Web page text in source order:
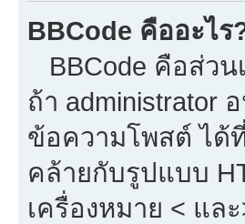
BBCode คืออะไร
BBCode คือส่วน
ถ้า administrator
ข้อความโพสต์ ได้
คล้ายกับรูปแบบ
เครื่องหมาย < แล